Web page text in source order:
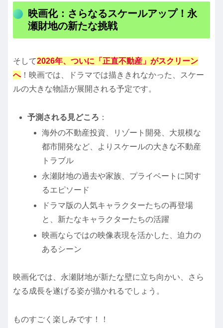
映画化：さらなるスケールアップ！永
瀬財地の新たな挑戦
そして2026年、ついに「正直不動産」がスクリーン
へ！映画では、ドラマでは描ききれなかった、スケー
ルの大きな物語が展開される予定です。
予測される見どころ ：
海外の不動産投資、リゾート開発、大規模な
都市開発など、よりスケールの大きな不動産
トラブル
永瀬財地の過去や家族、プライベートに関す
るエピソード
ドラマ版の人気キャラクターたちの再登場
と、新たなキャラクターたちの活躍
映画ならではの映像表現を活かした、迫力の
あるシーン
映画化では、永瀬財地が新たな壁に立ち向かい、さら
なる成長を遂げる姿が描かれるでしょう。
ものすごく楽しみです！！